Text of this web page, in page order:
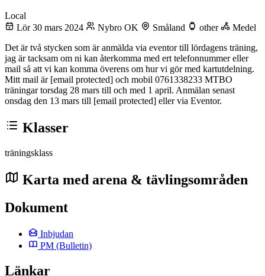
Local
Lör 30 mars 2024
Nybro OK Småland other
Medel
Det är två stycken som är anmälda via eventor till lördagens träning,
jag är tacksam om ni kan återkomma med ert telefonnummer eller
mail så att vi kan komma överens om hur vi gör med kartutdelning.
Mitt mail är [email protected] och mobil 0761338233 MTBO
träningar torsdag 28 mars till och med 1 april. Anmälan senast
onsdag den 13 mars till [email protected] eller via Eventor.
Klasser
träningsklass
Karta med arena & tävlingsområden
Dokument
Inbjudan
PM (Bulletin)
Länkar